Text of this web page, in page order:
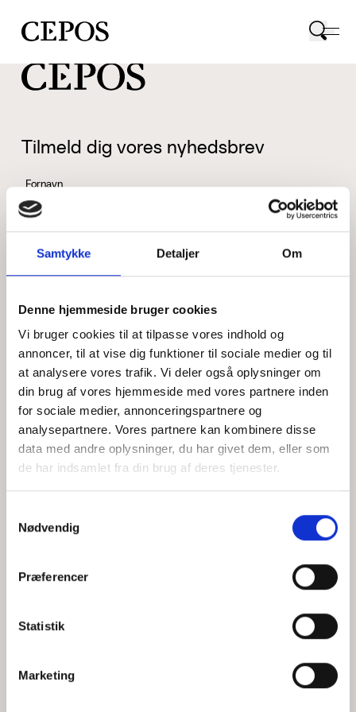
Samtykke Detaljer Om
Denne hjemmeside bruger cookies
Vi bruger cookies til at tilpasse vores indhold og
annoncer, til at vise dig funktioner til sociale medier og til
at analysere vores trafik. Vi deler også oplysninger om
din brug af vores hjemmeside med vores partnere inden
for sociale medier, annonceringspartnere og
analysepartnere. Vores partnere kan kombinere disse
data med andre oplysninger, du har givet dem, eller som
de har indsamlet fra din brug af deres tjenester.
Nødvendig
Præferencer
Statistik
Marketing
CEPOS logo
Tilmeld dig vores nyhedsbrev
Fornavn
Efternavn
Jeg accepterer behandlingen af mine personoplysninger i
henhold tilprivatlivspolitikken
Hvem er CEPOS